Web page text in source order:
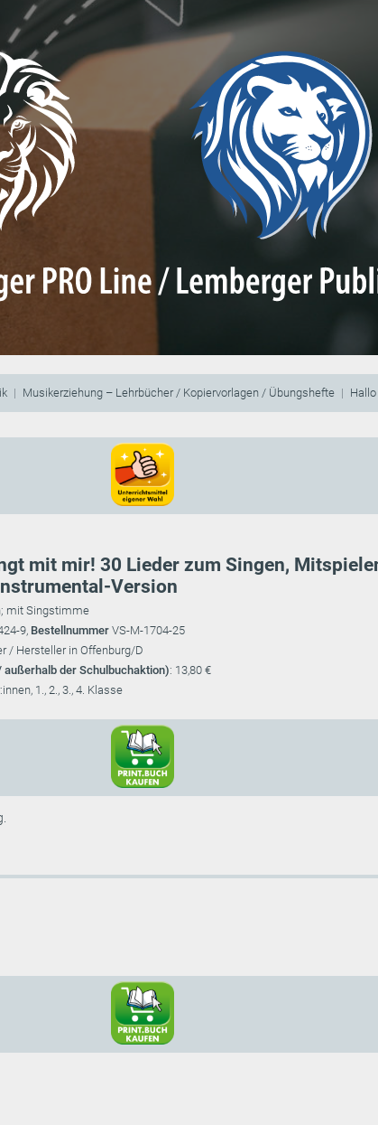
Musikerziehung – Lehrbücher / Kopiervorlagen / Übungshefte
mit mir! 30 Lieder zum Singen,
Version
mit Singstimme
9, Bestellnummer VS-M-1704-25
/ Hersteller in Offenburg/D
der Schulbuchaktion): 13,80 €
1., 2., 3., 4. Klasse